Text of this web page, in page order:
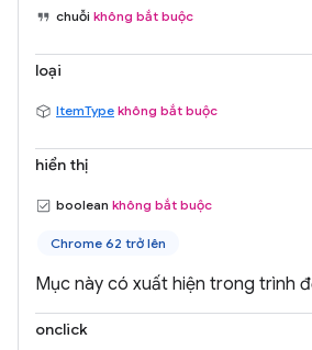
chuỗi không bắt buộc
loại
ItemType không bắt buộc
hiển thị
boolean không bắt buộc
Chrome 62 trở lên
Mục này có xuất hiện trong trình
onclick